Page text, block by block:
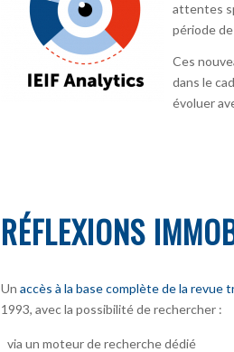
attentes
période
Ces
dans le
évoluer
RÉFLEXIONS
Unaccès à la base complète de la revue
1993, avec la possibilité de rechercher :
via un moteur de recherche dédié